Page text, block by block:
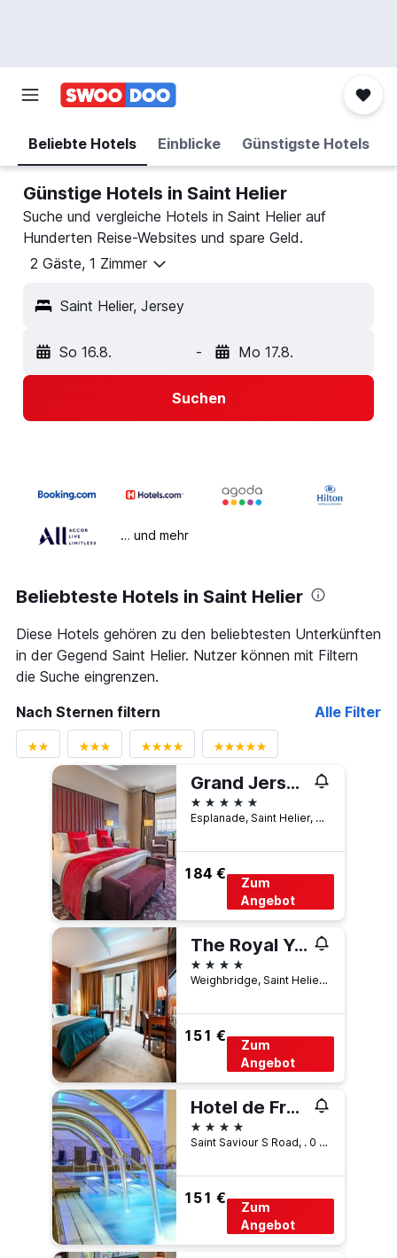
Beliebte Hotels Einblicke Günstigste Hotels
Günstige Hotels in Saint Helier
Suche und vergleiche Hotels in Saint Helier auf
Hunderten Reise-Websites und spare Geld.
2 Gäste, 1 Zimmer
Saint Helier, Jersey
So 16.8. - Mo 17.8.
Suchen
… und mehr
Beliebteste Hotels in Saint Helier
Diese Hotels gehören zu den beliebtesten Unterkünften
in der Gegend Saint Helier. Nutzer können mit Filtern
die Suche eingrenzen.
Nach Sternen filtern
Alle Filter
Grand Jersey Hotel and Spa
5 Sterne
Esplanade, Saint Helier, Jersey
184 €
Zum
Angebot
The Royal Yacht
4 Sterne
Weighbridge, Saint Helier, Jersey
151 €
Zum
Angebot
Hotel de France
4 Sterne
Saint Saviour S Road, . 0 ., Saint Helier, Jersey
151 €
Zum
Angebot